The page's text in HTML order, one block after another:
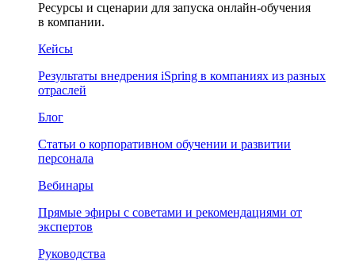
Ресурсы и сценарии для запуска онлайн-обучения
в компании.
Кейсы
Результаты внедрения iSpring в компаниях из разных
отраслей
Блог
Статьи о корпоративном обучении и развитии
персонала
Вебинары
Прямые эфиры с советами и рекомендациями от
экспертов
Руководства